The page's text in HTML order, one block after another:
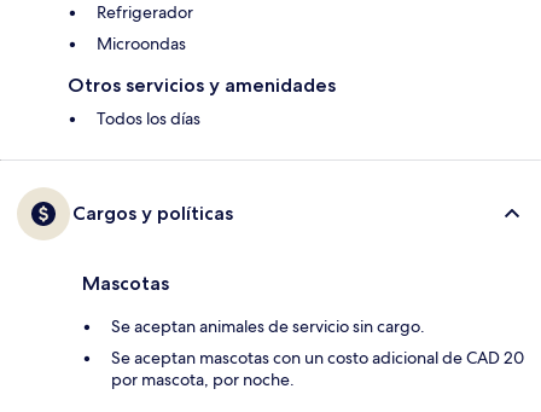
Refrigerador
Microondas
Otros servicios y amenidades
Todos los días
Cargos y políticas
Mascotas
Se aceptan animales de servicio sin cargo.
Se aceptan mascotas con un costo adicional de CAD 20
por mascota, por noche.